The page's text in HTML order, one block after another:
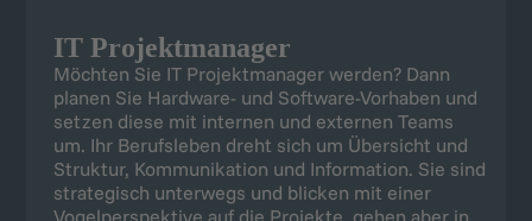
IT Projektmanager
Möchten Sie IT Projektmanager werden? Dann
planen Sie Hardware- und Software-Vorhaben und
setzen diese mit internen und externen Teams
um. Ihr Berufsleben dreht sich um Übersicht und
Struktur, Kommunikation und Information. Sie sind
strategisch unterwegs und blicken mit einer